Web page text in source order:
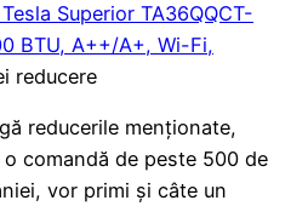
Superior TA36QQCT-
BTU, A++/A+, Wi-Fi,
reducere
reducerile menționate,
comandă de peste 500 de
vor primi și câte un